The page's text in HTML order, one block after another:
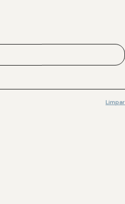
Limpar
SMTL3000RM2UC